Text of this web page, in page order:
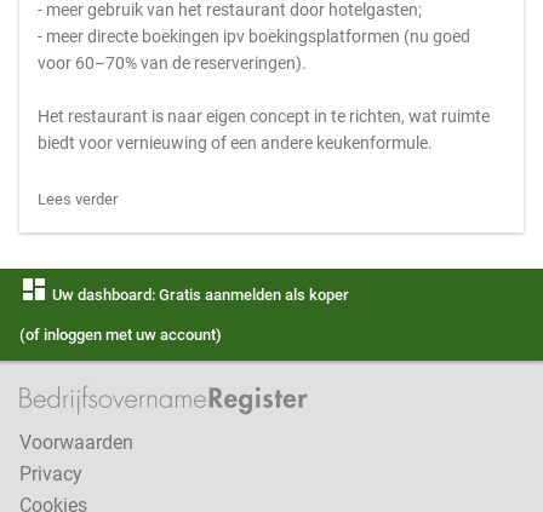
- meer gebruik van het restaurant door hotelgasten;
- meer directe boekingen ipv boekingsplatformen (nu goed
voor 60–70% van de reserveringen).
Het restaurant is naar eigen concept in te richten, wat ruimte
biedt voor vernieuwing of een andere keukenformule.
Lees verder
dashboard Uw dashboard: Gratis aanmelden als koper
(of inloggen met uw account)
Voorwaarden
Privacy
Cookies